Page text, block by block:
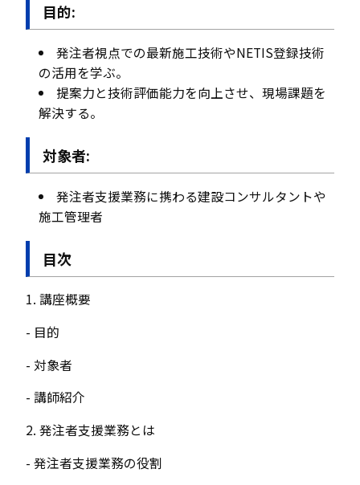
目的:
発注者視点での最新施工技術やNETIS登録技術
の活用を学ぶ。
提案力と技術評価能力を向上させ、現場課題を
解決する。
対象者:
発注者支援業務に携わる建設コンサルタントや
施工管理者
目次
1. 講座概要
- 目的
- 対象者
- 講師紹介
2. 発注者支援業務とは
- 発注者支援業務の役割